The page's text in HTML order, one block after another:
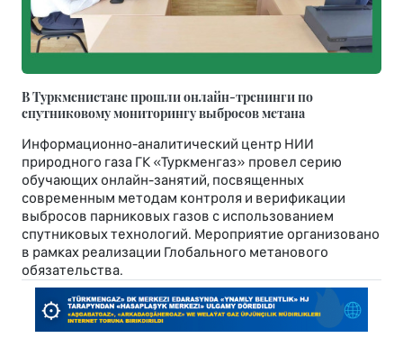
В Туркменистане прошли онлайн-тренинги по
спутниковому мониторингу выбросов метана
Информационно-аналитический центр НИИ
природного газа ГК «Туркменгаз» провел серию
обучающих онлайн-занятий, посвященных
современным методам контроля и верификации
выбросов парниковых газов с использованием
спутниковых технологий. Мероприятие организовано
в рамках реализации Глобального метанового
обязательства.